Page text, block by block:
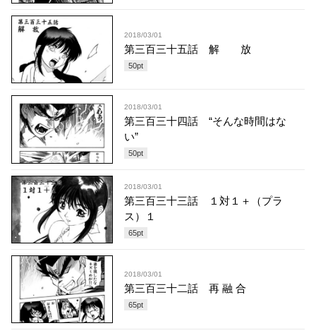
2018/03/01
第三百三十五話 解 放
50pt
2018/03/01
第三百三十四話 “そんな時間はな
い”
50pt
2018/03/01
第三百三十三話 １対１＋（プラ
ス）１
65pt
2018/03/01
第三百三十二話 再 融 合
65pt